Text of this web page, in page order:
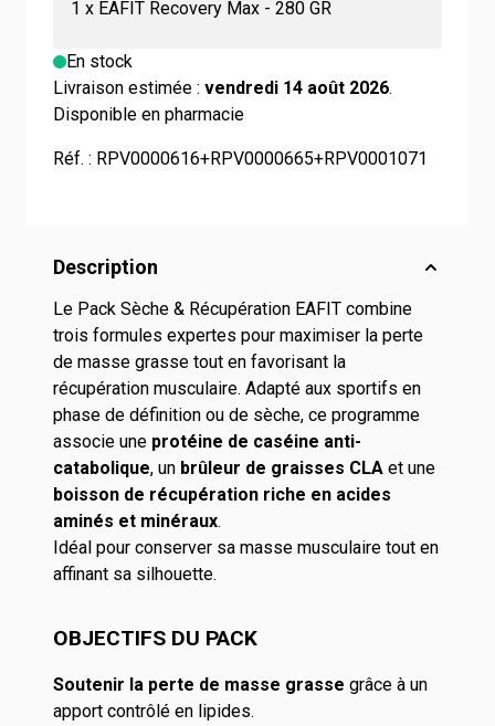
1 x EAFIT Recovery Max - 280 GR
En stock
Livraison estimée : vendredi 14 août 2026.
Disponible en pharmacie
Réf. : RPV0000616+RPV0000665+RPV0001071
Description
Le Pack Sèche & Récupération EAFIT combine
trois formules expertes pour maximiser la perte
de masse grasse tout en favorisant la
récupération musculaire. Adapté aux sportifs en
phase de définition ou de sèche, ce programme
associe une protéine de caséine anti-
catabolique, un brûleur de graisses CLA et une
boisson de récupération riche en acides
aminés et minéraux.
Idéal pour conserver sa masse musculaire tout en
affinant sa silhouette.
OBJECTIFS DU PACK
Soutenir la perte de masse grasse grâce à un
apport contrôlé en lipides.